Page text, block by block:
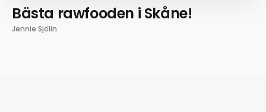
Bästa rawfooden i Skåne!
Jennie Sjölin